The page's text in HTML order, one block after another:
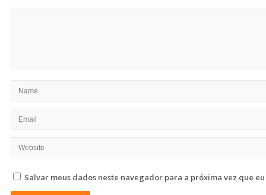
Salvar meus dados neste navegador para a próxima vez que